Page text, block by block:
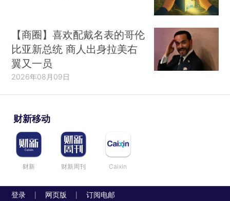
【商圈】喜欢配戴名表的哥伦
比亚新总统 商人出身拉美右
翼又一员
2026年08月09日
财新移动
财新 财新周刊 Caixin
登录 网页版 订阅电邮